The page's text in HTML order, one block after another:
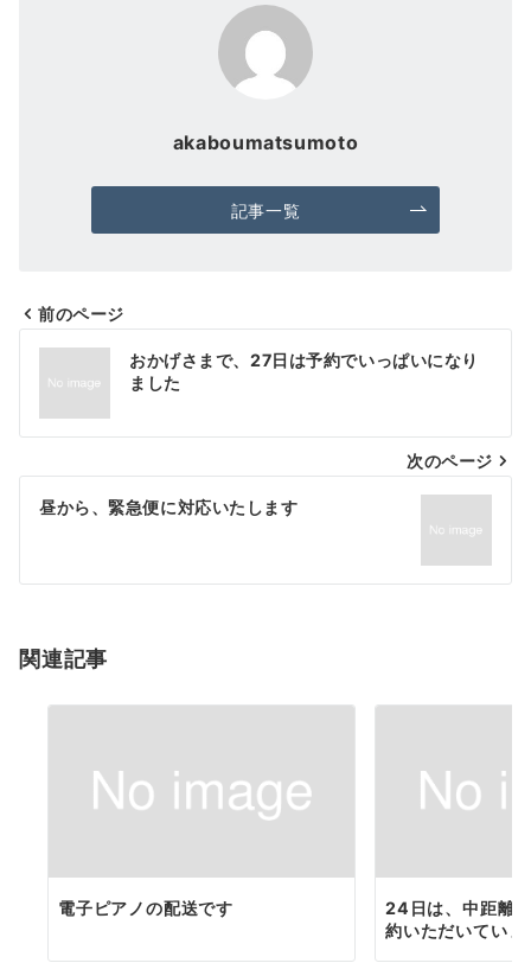
akaboumatsumoto
記事一覧
投
ナ
ビ
ゲ
シ
ン
前のページ
おかげさまで、27日は予約でいっぱいになり
ました
次のページ
昼から、緊急便に対応いたします
関連記事
電子ピアノの配送です
24日は、中距離
約いただいていま